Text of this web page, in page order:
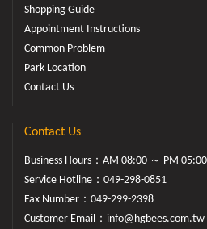
Shopping Guide
Appointment Instructions
Common Problem
Park Location
Contact Us
Contact Us
Business Hours：AM 08:00 ～ PM 05:00
Service Hotline： 049-298-0851
Fax Number：049-299-2398
Customer Email： info@hgbees.com.tw